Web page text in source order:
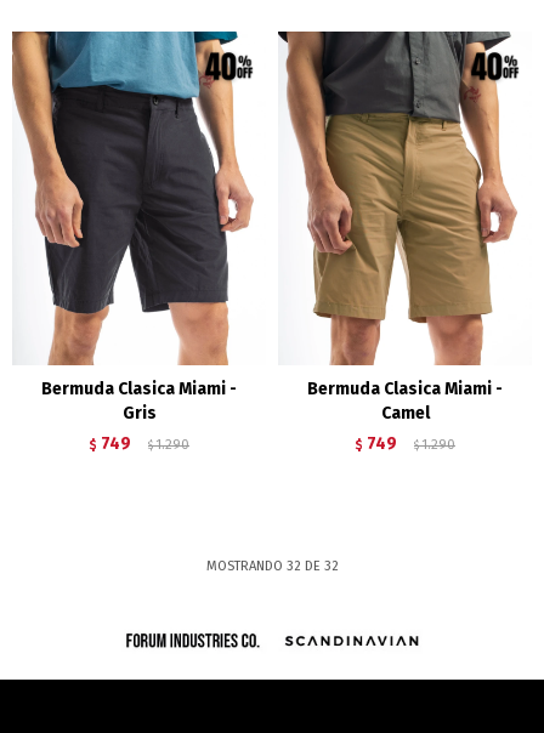
Bermuda Clasica Miami -
Gris
$ 749 $ 1.290
Bermuda Clasica Miami -
Camel
$ 749 $ 1.290
MOSTRANDO 32 DE 32